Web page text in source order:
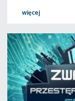
więcej